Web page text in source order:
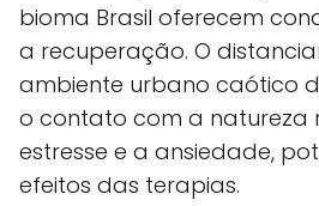
bioma Brasil oferecem
a recuperação. O
ambiente urbano caótico
o contato com a natureza
estresse e a ansiedade,
efeitos das terapias.